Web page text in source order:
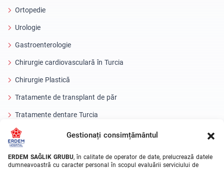
Gestionați consimțământul
ERDEM SAĞLIK GRUBU, în calitate de operator de date, prelucrează datele
dumneavoastră cu caracter personal în scopul evaluării serviciului de
Ortopedie
Urologie
Gastroenterologie
Chirurgie cardiovasculară în Turcia
Chirurgie Plastică
Tratamente de transplant de păr
Tratamente dentare Turcia
Ochi cu laser
About Erdem